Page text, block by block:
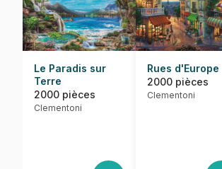
Le Paradis sur
Terre
2000 pièces
Clementoni
Rues d'Europe
2000 pièces
Clementoni